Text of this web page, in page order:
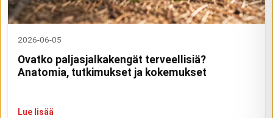
2026-06-05
Ovatko paljasjalkakengät terveellisiä?
Anatomia, tutkimukset ja kokemukset
Lue lisää